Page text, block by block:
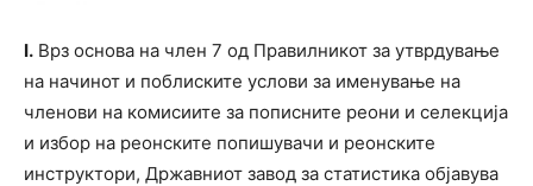
I. Врз основа на член 7 од Правилникот за утврдување
на начинот и поблиските услови за именување на
членови на комисиите за пописните реони и селекција
и избор на реонските попишувачи и реонските
инструктори, Државниот завод за статистика објавува